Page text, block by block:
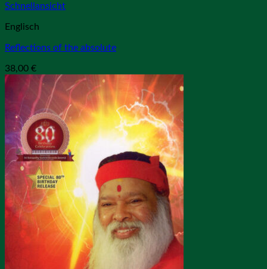
Schnellansicht
Englisch
Reflections of the absolute
38,00 €